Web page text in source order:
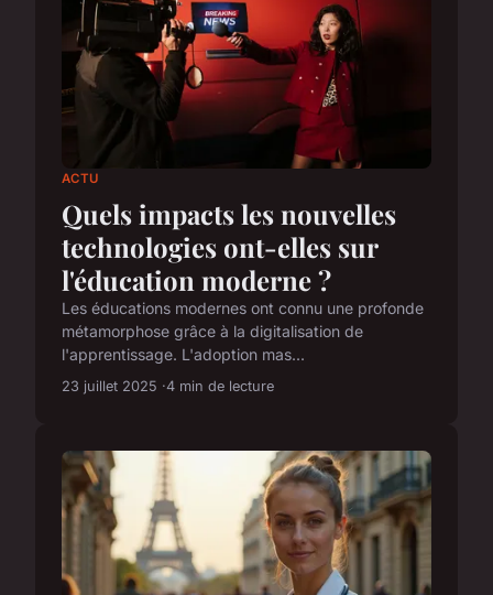
ACTU
Quels impacts les nouvelles
technologies ont-elles sur
l'éducation moderne ?
Les éducations modernes ont connu une profonde
métamorphose grâce à la digitalisation de
l'apprentissage. L'adoption mas...
23 juillet 2025 4 min de lecture